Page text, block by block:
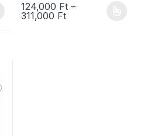
Ft - 214,900 Ft
van. A változatok a
124,000 Ft –
311,000 FtÁrtartomány:
Ennek a terméknek több